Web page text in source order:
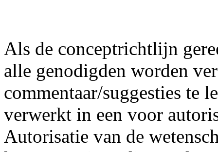
Als de conceptrichtlijn
alle genodigden worden
commentaar/suggesties te
verwerkt in een voor
Autorisatie van de